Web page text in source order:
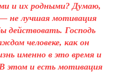
и их родными? Думаю,
не лучшая мотивация
действовать. Господь
человеке, как он
именно в это время и
этом и есть мотивация